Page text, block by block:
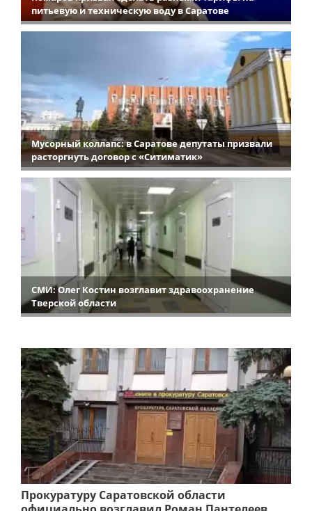
питьевую и техническую воду в Саратове
Мусорный коллапс: в Саратове депутаты призвали
расторгнуть договор с «Ситиматик»
СМИ: Олег Костин возглавит здравоохранение
Тверской области
Прокуратуру Саратовской области